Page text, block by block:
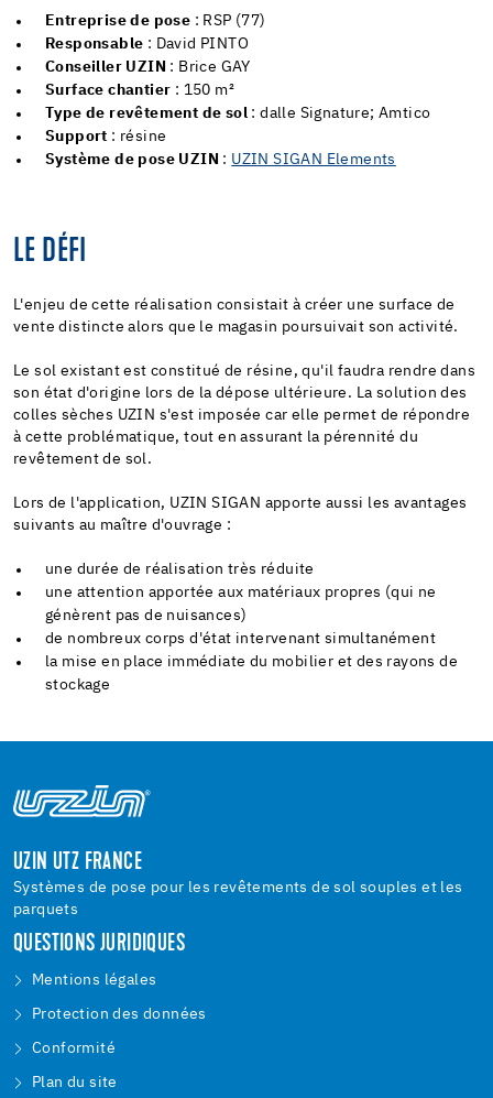
Entreprise de pose : RSP (77)
Responsable : David PINTO
Conseiller UZIN : Brice GAY
Surface chantier : 150 m²
Type de revêtement de sol : dalle Signature; Amtico
Support : résine
Système de pose UZIN : UZIN SIGAN Elements
LE DÉFI
L'enjeu de cette réalisation consistait à créer une surface de
vente distincte alors que le magasin poursuivait son activité.
Le sol existant est constitué de résine, qu'il faudra rendre dans
son état d'origine lors de la dépose ultérieure. La solution des
colles sèches UZIN s'est imposée car elle permet de répondre
à cette problématique, tout en assurant la pérennité du
revêtement de sol.
Lors de l'application, UZIN SIGAN apporte aussi les avantages
suivants au maître d'ouvrage :
une durée de réalisation très réduite
une attention apportée aux matériaux propres (qui ne
génèrent pas de nuisances)
de nombreux corps d'état intervenant simultanément
la mise en place immédiate du mobilier et des rayons de
stockage
UZIN UTZ FRANCE
Systèmes de pose pour les revêtements de sol souples et les
parquets
QUESTIONS JURIDIQUES
Mentions légales
Protection des données
Conformité
Plan du site